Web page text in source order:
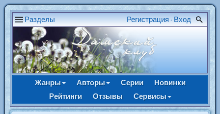
Разделы Регистрация • Вход
Жанры Авторы Серии
Новинки
Рейтинги
Отзывы Сервисы